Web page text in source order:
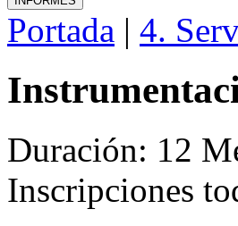
Portada | 4.
Duración: 12
Inscripciones